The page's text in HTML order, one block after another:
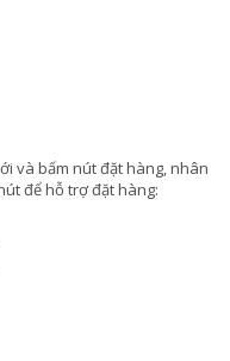
và bấm nút đặt hàng, nhân
để hỗ trợ đặt hàng: